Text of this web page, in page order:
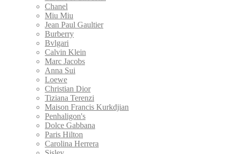
Chanel
Miu Miu
Jean Paul Gaultier
Burberry
Bvlgari
Calvin Klein
Marс Jacobs
Anna Sui
Loewe
Christian Dior
Tiziana Terenzi
Maison Francis Kurkdjian
Penhaligon's
Dolce Gabbana
Paris Hilton
Carolina Herrera